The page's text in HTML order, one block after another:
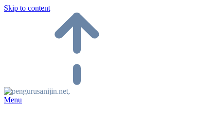
Skip to content
Menu